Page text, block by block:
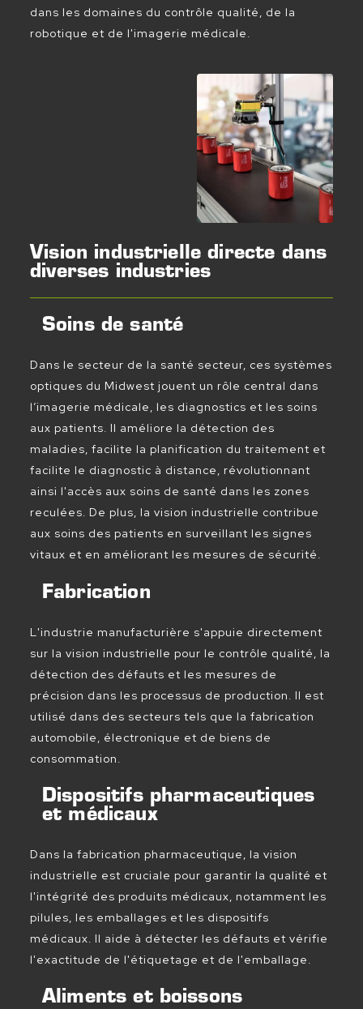
dans les domaines du contrôle qualité, de la
robotique et de l'imagerie médicale.
Vision industrielle directe dans
diverses industries
Soins de santé
Dans le secteur de la santé secteur, ces systèmes
optiques du Midwest jouent un rôle central dans
l’imagerie médicale, les diagnostics et les soins
aux patients. Il améliore la détection des
maladies, facilite la planification du traitement et
facilite le diagnostic à distance, révolutionnant
ainsi l'accès aux soins de santé dans les zones
reculées. De plus, la vision industrielle contribue
aux soins des patients en surveillant les signes
vitaux et en améliorant les mesures de sécurité.
Fabrication
L'industrie manufacturière s'appuie directement
sur la vision industrielle pour le contrôle qualité, la
détection des défauts et les mesures de
précision dans les processus de production. Il est
utilisé dans des secteurs tels que la fabrication
automobile, électronique et de biens de
consommation.
Dispositifs pharmaceutiques
et médicaux
Dans la fabrication pharmaceutique, la vision
industrielle est cruciale pour garantir la qualité et
l'intégrité des produits médicaux, notamment les
pilules, les emballages et les dispositifs
médicaux. Il aide à détecter les défauts et vérifie
l'exactitude de l'étiquetage et de l'emballage.
Aliments et boissons